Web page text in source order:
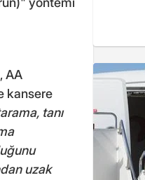
AA
kansere
tanı
uzak